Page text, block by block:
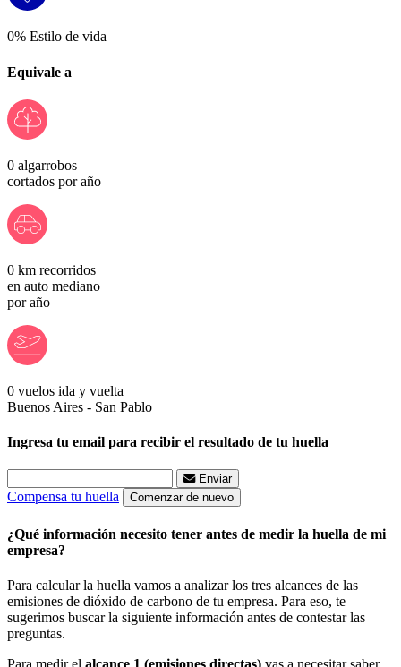
0% Estilo de vida
Equivale a
0 algarrobos
cortados por año
0 km recorridos
en auto mediano
por año
0 vuelos ida y vuelta
Buenos Aires - San Pablo
Ingresa tu email para recibir el resultado de tu huella
Enviar
Compensa tu huella Comenzar de nuevo
¿Qué información necesito tener antes de medir la huella de mi
empresa?
Para calcular la huella vamos a analizar los tres alcances de las
emisiones de dióxido de carbono de tu empresa. Para eso, te
sugerimos buscar la siguiente información antes de contestar las
preguntas.
Para medir el alcance 1 (emisiones directas) vas a necesitar saber